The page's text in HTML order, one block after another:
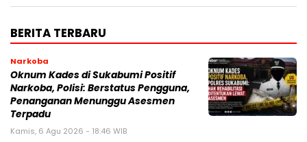
BERITA TERBARU
Narkoba
Oknum Kades di Sukabumi Positif
Narkoba, Polisi: Berstatus Pengguna,
Penanganan Menunggu Asesmen
Terpadu
Kamis, 6 Agu 2026 - 18:46 WIB